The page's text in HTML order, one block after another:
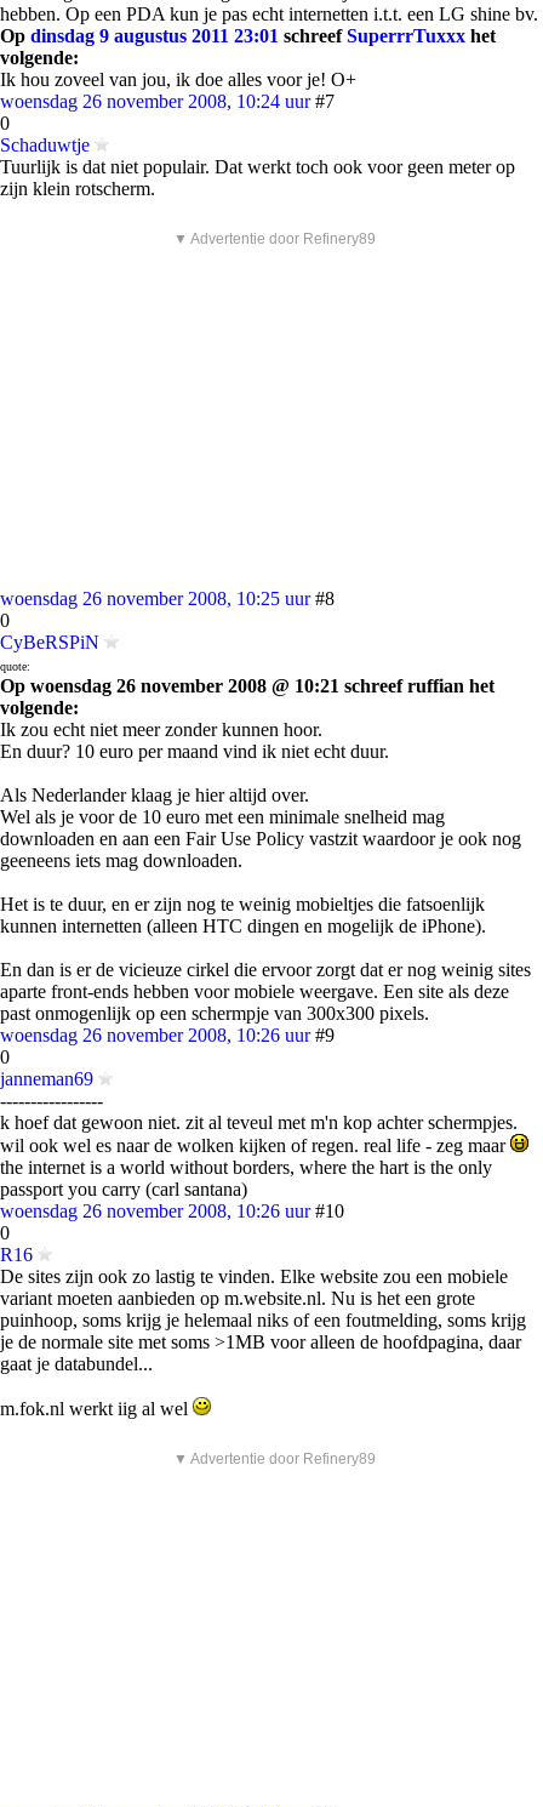
hebben. Op een PDA kun je pas echt internetten i.t.t. een LG shine bv.
Op dinsdag 9 augustus 2011 23:01 schreefSuperrrTuxxx het
volgende:
Ik hou zoveel van jou, ik doe alles voor je! O+
woensdag 26 november 2008, 10:24 uur #7
0
Schaduwtje
Tuurlijk is dat niet populair. Dat werkt toch ook voor geen meter op
zijn klein rotscherm.
▼ Advertentie door Refinery89
woensdag 26 november 2008, 10:25 uur #8
0
CyBeRSPiN
quote:
Op woensdag 26 november 2008 @ 10:21 schreef ruffian het
volgende:
Ik zou echt niet meer zonder kunnen hoor.
En duur? 10 euro per maand vind ik niet echt duur.
Als Nederlander klaag je hier altijd over.
Wel als je voor de 10 euro met een minimale snelheid mag
downloaden en aan een Fair Use Policy vastzit waardoor je ook nog
geeneens iets mag downloaden.
Het is te duur, en er zijn nog te weinig mobieltjes die fatsoenlijk
kunnen internetten (alleen HTC dingen en mogelijk de iPhone).
En dan is er de vicieuze cirkel die ervoor zorgt dat er nog weinig sites
aparte front-ends hebben voor mobiele weergave. Een site als deze
past onmogenlijk op een schermpje van 300x300 pixels.
woensdag 26 november 2008, 10:26 uur #9
0
janneman69
-----------------
k hoef dat gewoon niet. zit al teveul met m'n kop achter schermpjes.
wil ook wel es naar de wolken kijken of regen. real life - zeg maar
the internet is a world without borders, where the hart is the only
passport you carry (carl santana)
woensdag 26 november 2008, 10:26 uur #10
0
R16
De sites zijn ook zo lastig te vinden. Elke website zou een mobiele
variant moeten aanbieden op m.website.nl. Nu is het een grote
puinhoop, soms krijg je helemaal niks of een foutmelding, soms krijg
je de normale site met soms >1MB voor alleen de hoofdpagina, daar
gaat je databundel...
m.fok.nl werkt iig al wel
▼ Advertentie door Refinery89